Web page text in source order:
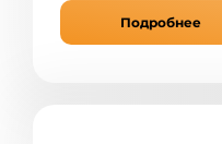
Подробнее